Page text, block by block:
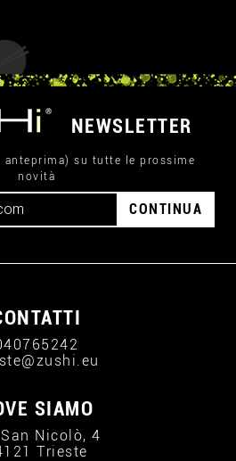
NEWSLETTER
anteprima) su tutte le prossime
novità
CONTINUA
SIAMO
Nicolò, 4
Trieste